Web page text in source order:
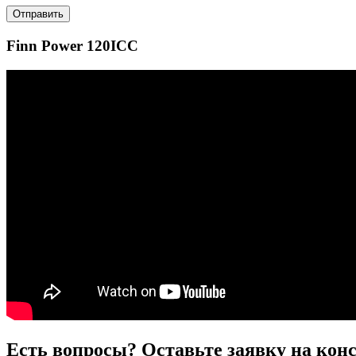
Отправить
Finn Power 120ICC
Есть вопросы? Оставьте заявку на